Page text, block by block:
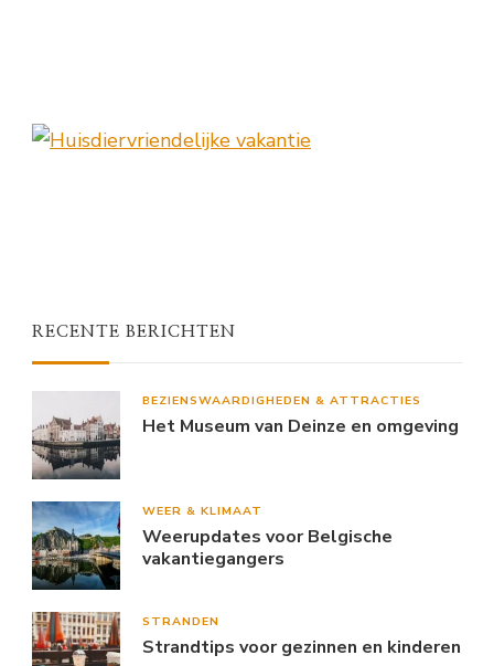
RECENTE BERICHTEN
BEZIENSWAARDIGHEDEN & ATTRACTIES
Het Museum van Deinze en omgeving
WEER & KLIMAAT
Weerupdates voor Belgische
vakantiegangers
STRANDEN
Strandtips voor gezinnen en kinderen